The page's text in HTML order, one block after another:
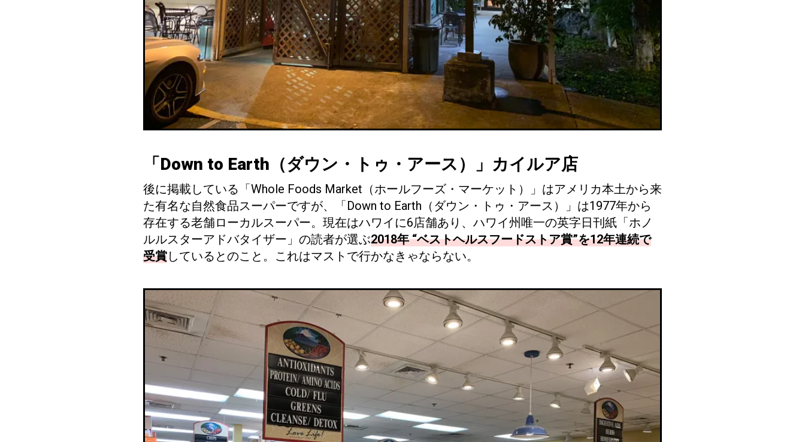
「Down to Earth（ダウン・トゥ・アース）」カイルア店
後に掲載している「Whole Foods Market（ホールフーズ・マーケット）」はアメリカ本土から来
た有名な自然食品スーパーですが、「Down to Earth（ダウン・トゥ・アース）」は1977年から
存在する老舗ローカルスーパー。現在はハワイに6店舗あり、ハワイ州唯一の英字日刊紙「ホノ
ルルスターアドバタイザー」の読者が選ぶ2018年 “ベストヘルスフードストア賞”を12年連続で
受賞しているとのこと。これはマストで行かなきゃならない。